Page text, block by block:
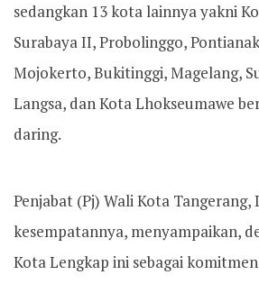
sedangkan 13 kota lainnya yakni
Surabaya II, Probolinggo,
Mojokerto, Bukitinggi, Magelang,
Langsa, dan Kota Lhokseumawe
daring.
Penjabat (Pj) Wali Kota
kesempatannya, menyampaikan,
Kota Lengkap ini sebagai